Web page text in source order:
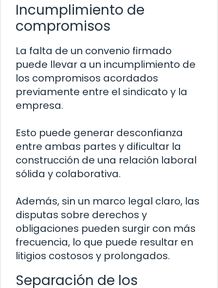
Incumplimiento de
compromisos
La falta de un convenio firmado
puede llevar a un incumplimiento de
los compromisos acordados
previamente entre el sindicato y la
empresa.
Esto puede generar desconfianza
entre ambas partes y dificultar la
construcción de una relación laboral
sólida y colaborativa.
Además, sin un marco legal claro, las
disputas sobre derechos y
obligaciones pueden surgir con más
frecuencia, lo que puede resultar en
litigios costosos y prolongados.
Separación de los